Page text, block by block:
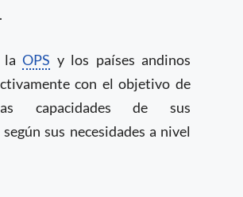
.
OPS y los países andinos
con el objetivo de
capacidades de sus
sus necesidades a nivel